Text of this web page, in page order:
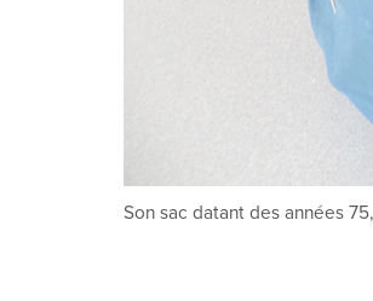
Son sac datant des années